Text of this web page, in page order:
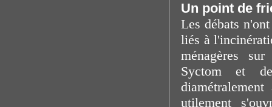
Un point de
Les débats
liés à
ménagères
Syctom et
utilement